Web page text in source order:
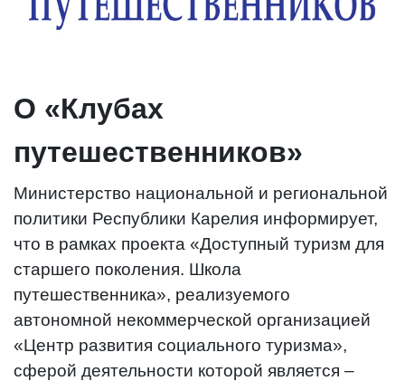
О «Клубах
путешественников»
Министерство национальной и региональной
политики Республики Карелия информирует,
что в рамках проекта «Доступный туризм для
старшего поколения. Школа
путешественника», реализуемого
автономной некоммерческой организацией
«Центр развития социального туризма»,
сферой деятельности которой является –